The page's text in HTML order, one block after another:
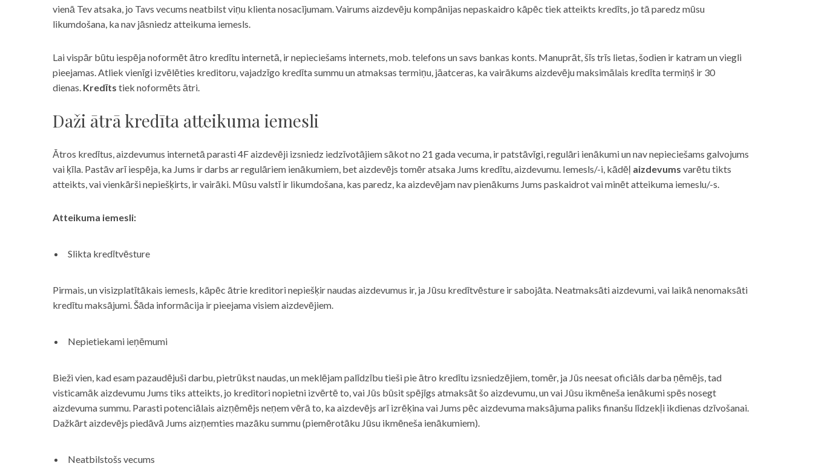
vienā Tev atsaka, jo Tavs vecums neatbilst viņu klienta nosacījumam. Vairums aizdevēju kompānijas nepaskaidro kāpēc tiek atteikts kredīts, jo tā paredz mūsu
likumdošana, ka nav jāsniedz atteikuma iemesls.
Lai vispār būtu iespēja noformēt ātro kredītu internetā, ir nepieciešams internets, mob. telefons un savs bankas konts. Manuprāt, šīs trīs lietas, šodien ir katram un viegli
pieejamas. Atliek vienīgi izvēlēties kreditoru, vajadzīgo kredīta summu un atmaksas termiņu, jāatceras, ka vairākums aizdevēju maksimālais kredīta termiņš ir 30
dienas. Kredīts tiek noformēts ātri.
Daži ātrā kredīta atteikuma iemesli
Ātros kredītus, aizdevumus internetā parasti 4F aizdevēji izsniedz iedzīvotājiem sākot no 21 gada vecuma, ir patstāvīgi, regulāri ienākumi un nav nepieciešams galvojums
vai ķīla. Pastāv arī iespēja, ka Jums ir darbs ar regulāriem ienākumiem, bet aizdevējs tomēr atsaka Jums kredītu, aizdevumu. Iemesls/-i, kādēļ aizdevums varētu tikts
atteikts, vai vienkārši nepiešķirts, ir vairāki. Mūsu valstī ir likumdošana, kas paredz, ka aizdevējam nav pienākums Jums paskaidrot vai minēt atteikuma iemeslu/-s.
Atteikuma iemesli:
Slikta kredītvēsture
Pirmais, un visizplatītākais iemesls, kāpēc ātrie kreditori nepiešķir naudas aizdevumus ir, ja Jūsu kredītvēsture ir sabojāta. Neatmaksāti aizdevumi, vai laikā nenomaksāti
kredītu maksājumi. Šāda informācija ir pieejama visiem aizdevējiem.
Nepietiekami ieņēmumi
Bieži vien, kad esam pazaudējuši darbu, pietrūkst naudas, un meklējam palīdzību tieši pie ātro kredītu izsniedzējiem, tomēr, ja Jūs neesat oficiāls darba ņēmējs, tad
visticamāk aizdevumu Jums tiks atteikts, jo kreditori nopietni izvērtē to, vai Jūs būsit spējīgs atmaksāt šo aizdevumu, un vai Jūsu ikmēneša ienākumi spēs nosegt
aizdevuma summu. Parasti potenciālais aizņēmējs neņem vērā to, ka aizdevējs arī izrēķina vai Jums pēc aizdevuma maksājuma paliks finanšu līdzekļi ikdienas dzīvošanai.
Dažkārt aizdevējs piedāvā Jums aizņemties mazāku summu (piemērotāku Jūsu ikmēneša ienākumiem).
Neatbilstošs vecums